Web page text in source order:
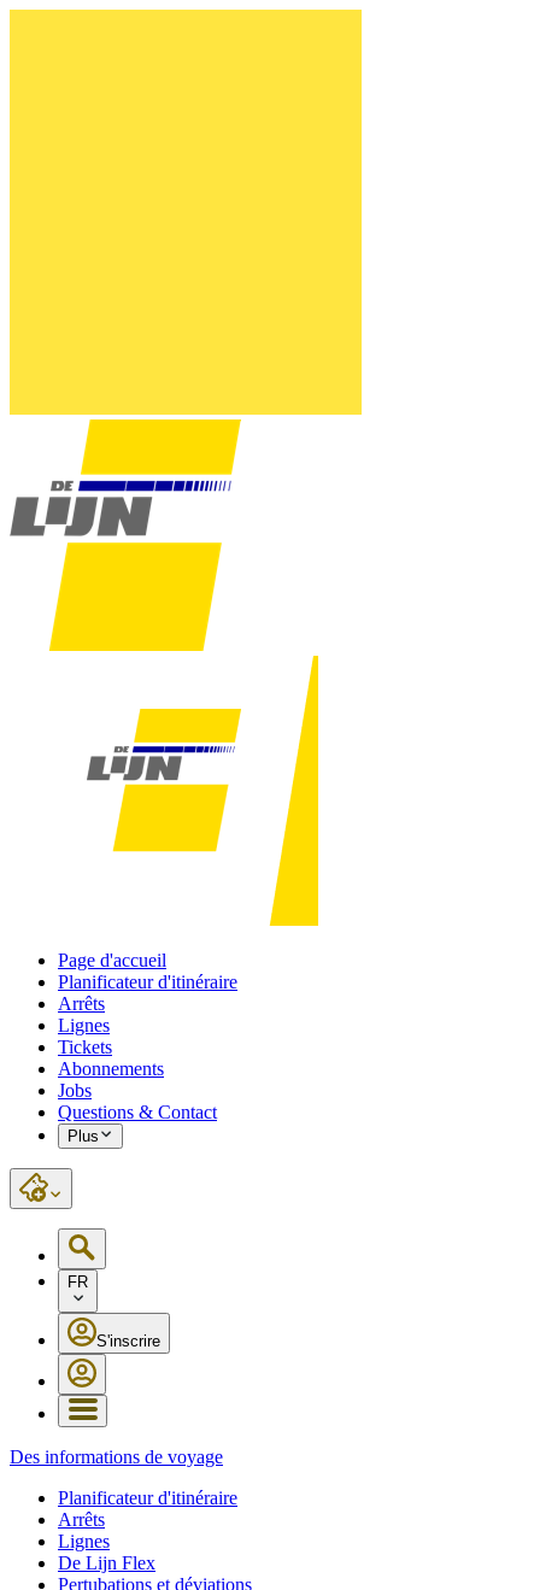
Page d'accueil
Planificateur d'itinéraire
Arrêts
Lignes
Tickets
Abonnements
Jobs
Questions & Contact
Plus
FR
S'inscrire
Des informations de voyage
Planificateur d'itinéraire
Arrêts
Lignes
De Lijn Flex
Pertubations et déviations